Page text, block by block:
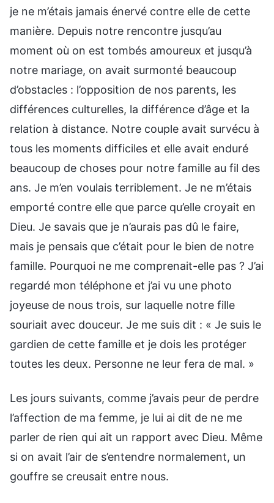
je ne m’étais jamais énervé contre elle de cette
manière. Depuis notre rencontre jusqu’au
moment où on est tombés amoureux et jusqu’à
notre mariage, on avait surmonté beaucoup
d’obstacles : l’opposition de nos parents, les
différences culturelles, la différence d’âge et la
relation à distance. Notre couple avait survécu à
tous les moments difficiles et elle avait enduré
beaucoup de choses pour notre famille au fil des
ans. Je m’en voulais terriblement. Je ne m’étais
emporté contre elle que parce qu’elle croyait en
Dieu. Je savais que je n’aurais pas dû le faire,
mais je pensais que c’était pour le bien de notre
famille. Pourquoi ne me comprenait-elle pas ? J’ai
regardé mon téléphone et j’ai vu une photo
joyeuse de nous trois, sur laquelle notre fille
souriait avec douceur. Je me suis dit : « Je suis le
gardien de cette famille et je dois les protéger
toutes les deux. Personne ne leur fera de mal. »
Les jours suivants, comme j’avais peur de perdre
l’affection de ma femme, je lui ai dit de ne me
parler de rien qui ait un rapport avec Dieu. Même
si on avait l’air de s’entendre normalement, un
gouffre se creusait entre nous.